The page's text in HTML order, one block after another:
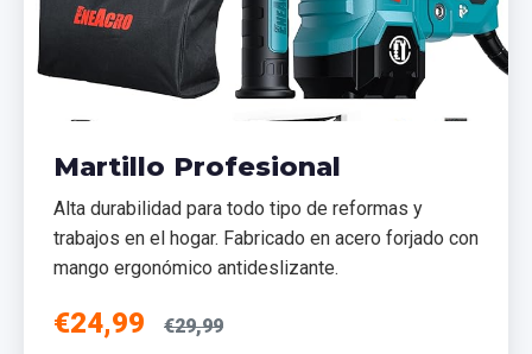
Martillo Profesional
Alta durabilidad para todo tipo de reformas y
trabajos en el hogar. Fabricado en acero forjado con
mango ergonómico antideslizante.
€24,99 €29,99